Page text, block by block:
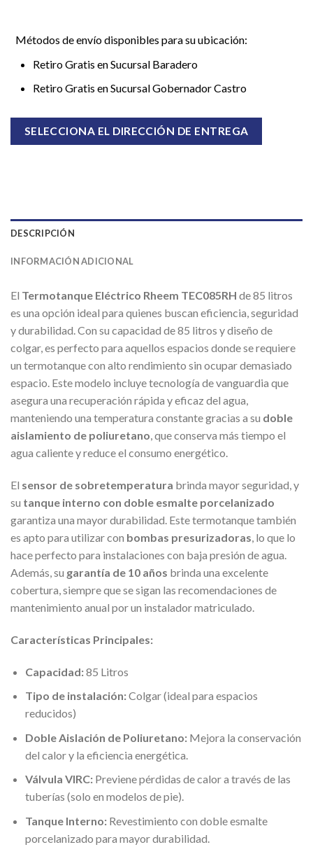
Métodos de envío disponibles para su ubicación:
Retiro Gratis en Sucursal Baradero
Retiro Gratis en Sucursal Gobernador Castro
SELECCIONA EL DIRECCIÓN DE ENTREGA
DESCRIPCIÓN
INFORMACIÓN ADICIONAL
El Termotanque Eléctrico Rheem TEC085RH de 85 litros
es una opción ideal para quienes buscan eficiencia, seguridad
y durabilidad. Con su capacidad de 85 litros y diseño de
colgar, es perfecto para aquellos espacios donde se requiere
un termotanque con alto rendimiento sin ocupar demasiado
espacio. Este modelo incluye tecnología de vanguardia que
asegura una recuperación rápida y eficaz del agua,
manteniendo una temperatura constante gracias a su doble
aislamiento de poliuretano, que conserva más tiempo el
agua caliente y reduce el consumo energético.
El sensor de sobretemperatura brinda mayor seguridad, y
su tanque interno con doble esmalte porcelanizado
garantiza una mayor durabilidad. Este termotanque también
es apto para utilizar con bombas presurizadoras, lo que lo
hace perfecto para instalaciones con baja presión de agua.
Además, su garantía de 10 años brinda una excelente
cobertura, siempre que se sigan las recomendaciones de
mantenimiento anual por un instalador matriculado.
Características Principales:
Capacidad:85 Litros
Tipo de instalación:Colgar (ideal para espacios
reducidos)
Doble Aislación de Poliuretano:Mejora la conservación
del calor y la eficiencia energética.
Válvula VIRC:Previene pérdidas de calor a través de las
tuberías (solo en modelos de pie).
Tanque Interno:Revestimiento con doble esmalte
porcelanizado para mayor durabilidad.